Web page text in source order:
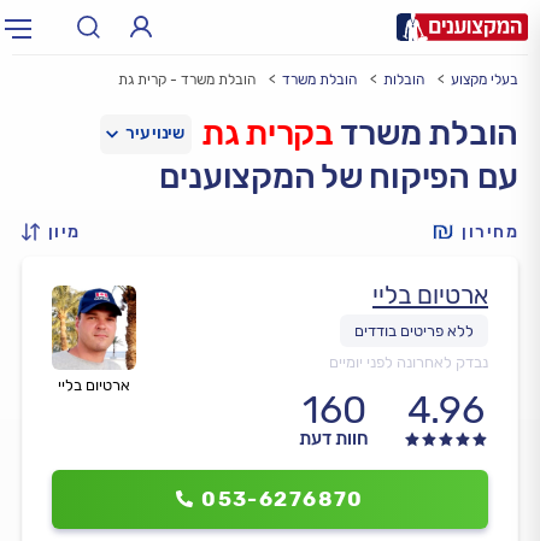
עירעיר: תל אביב, חיפה…
בעלי מקצוע הובלות הובלת משרד הובלת משרד - קרית גת
הובלת משרד בקרית גת
עם הפיקוח של המקצוענים
מחירון מיון
ארטיום בליי
ארטיום בליי
נבדק לאחרונה לפני יומיים
4.96
160
חוות דעת
053-6276870